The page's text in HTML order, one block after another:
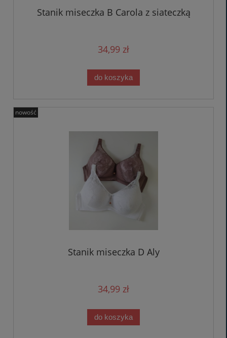
Stanik miseczka B Carola z siateczką
34,99 zł
do koszyka
Stanik miseczka D Aly
34,99 zł
do koszyka
nowość